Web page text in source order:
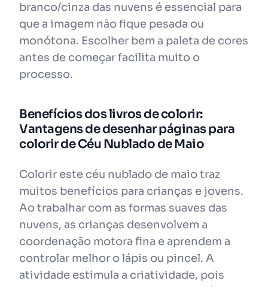
branco/cinza das nuvens é essencial para
que a imagem não fique pesada ou
monótona. Escolher bem a paleta de cores
antes de começar facilita muito o
processo.
Benefícios dos livros de colorir:
Vantagens de desenhar páginas para
colorir de Céu Nublado de Maio
Colorir este céu nublado de maio traz
muitos benefícios para crianças e jovens.
Ao trabalhar com as formas suaves das
nuvens, as crianças desenvolvem a
coordenação motora fina e aprendem a
controlar melhor o lápis ou pincel. A
atividade estimula a criatividade, pois